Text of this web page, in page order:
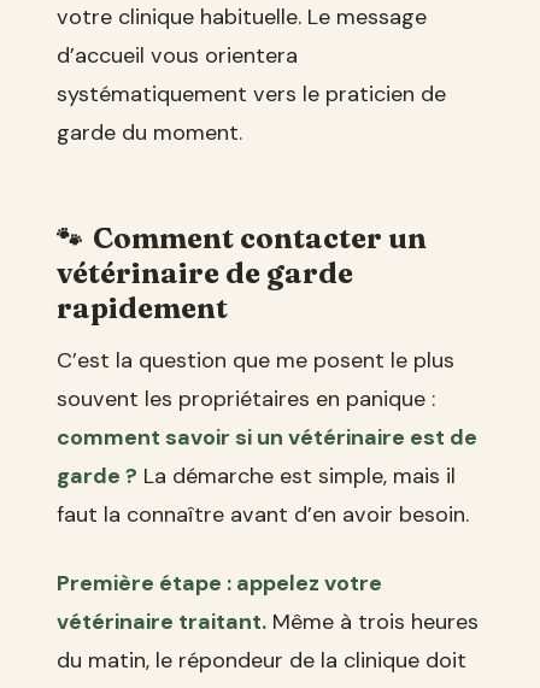
votre clinique habituelle. Le message
d’accueil vous orientera
systématiquement vers le praticien de
garde du moment.
Comment contacter un
vétérinaire de garde
rapidement
C’est la question que me posent le plus
souvent les propriétaires en panique :
comment savoir si un vétérinaire est de
garde ? La démarche est simple, mais il
faut la connaître avant d’en avoir besoin.
Première étape : appelez votre
vétérinaire traitant. Même à trois heures
du matin, le répondeur de la clinique doit